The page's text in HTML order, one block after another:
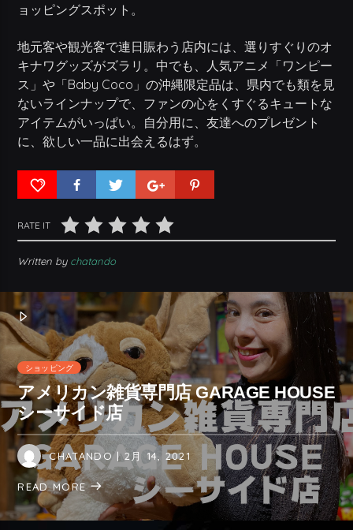
ョッピングスポット。
地元客や観光客で連日賑わう店内には、選りすぐりのオ
キナワグッズがズラリ。中でも、人気アニメ「ワンピー
ス」や「Baby Coco」の沖縄限定品は、県内でも類を見
ないラインナップで、ファンの心をくすぐるキュートな
アイテムがいっぱい。自分用に、友達へのプレゼント
に、欲しい一品に出会えるはず。
RATE IT
Written by chatando
ショッピング
アメリカン雑貨専門店 GARAGE HOUSE
シーサイド店
CHATANDO| 2月 14, 2021
READ MORE